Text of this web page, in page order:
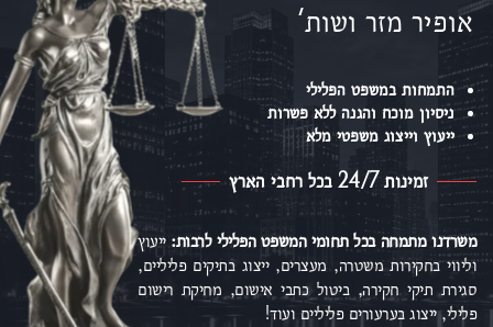
אופיר מזר ושות'
התמחות במשפט הפלילי
ניסיון מוכח והגנה ללא פשרות
ייעוץ וייצוג משפטי מלא
זמינות 24/7 בכל רחבי הארץ
משרדנו מתמחה בכל תחומי המשפט הפלילילרבות:ייעוץ
וליווי בחקירות משטרה, מעצרים, ייצוג בתיקים פליליים,
סגירת תיקי חקירה, ביטול כתבי אישום, מחיקת רישום
פלילי, ייצוג בערעורים פליליים ועוד!